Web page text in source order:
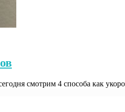
смотрим 4 способа как